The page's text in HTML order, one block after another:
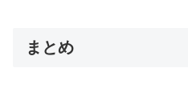
まとめ